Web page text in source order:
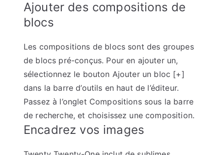
Ajouter des compositions de
blocs
Les compositions de blocs sont des groupes
de blocs pré-conçus. Pour en ajouter un,
sélectionnez le bouton Ajouter un bloc [+]
dans la barre d’outils en haut de l’éditeur.
Passez à l’onglet Compositions sous la barre
de recherche, et choisissez une composition.
Encadrez vos images